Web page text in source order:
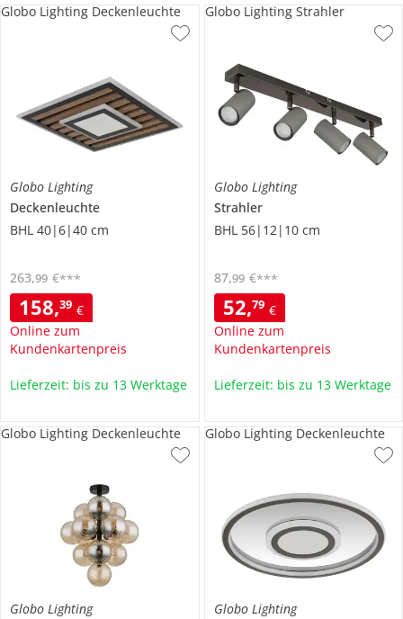
Globo Lighting
Deckenleuchte
BHL 40|6|40 cm
158,39 €
Online zum
Kundenkartenpreis
263,99 €***
Globo Lighting Deckenleuchte
Lieferzeit: bis zu 13 Werktage
Globo Lighting
Strahler
BHL 56|12|10 cm
52,79 €
Online zum
Kundenkartenpreis
87,99 €***
Globo Lighting Strahler
Lieferzeit: bis zu 13 Werktage
Globo Lighting
Globo Lighting Deckenleuchte
Globo Lighting
Globo Lighting Deckenleuchte